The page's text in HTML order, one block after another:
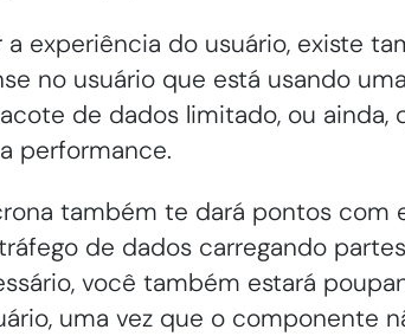
experiência do usuário, existe
no usuário que está usando
de dados limitado, ou
performance.
também te dará pontos com
de dados carregando
você também estará
uma vez que o componente